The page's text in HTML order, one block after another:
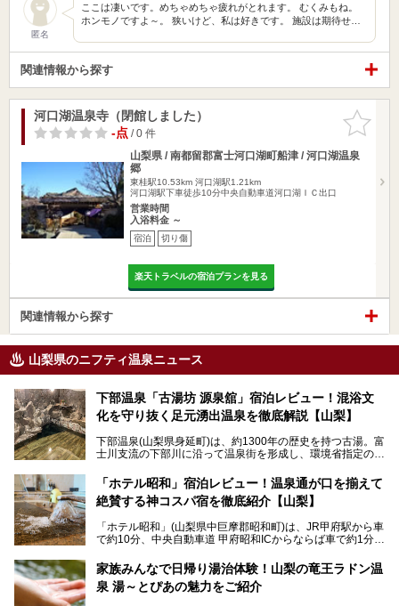
匿名
ここは凄いです。めちゃめちゃ疲れがとれます。 むくみもね。
ホンモノですよ～。 狭いけど、私は好きです。 施設は期待せ…
関連情報から探す
お気に入
りに追加
河口湖温泉寺（閉館しました）
-点/ 0 件
山梨県 / 南都留郡富士河口湖町船津 / 河口湖温泉
郷
東桂駅10.53km 河口湖駅1.21km
河口湖駅下車徒歩10分中央自動車道河口湖ＩＣ出口
営業時間
入浴料金 ～
宿泊 切り傷
楽天トラベルの宿泊プランを見る
関連情報から探す
山梨県のニフティ温泉ニュース
下部温泉「古湯坊 源泉舘」宿泊レビュー！混浴文
化を守り抜く足元湧出温泉を徹底解説【山梨】
下部温泉(山梨県身延町)は、約1300年の歴史を持つ古湯。富
士川支流の下部川に沿って温泉街を形成し、環境省指定の国
中でも「古湯坊 源泉舘」は、戦国時代に武田信玄公も療養
したと伝えられる名湯の宿。最大の特徴は、令和の現代にお
いても混浴文化が守られ、老若男女の分け隔て一切無く温泉
向にありますが、「古湯坊 源泉舘」では本来あるべき混浴
の姿が保たれている点に注目すべきでしょう。
今回は足元湧出の混浴温泉である「かくし湯大岩風呂」をは
じめ、湯治棟である「別館神泉」を中心に「古湯坊 源泉
舘」の全貌を徹底紹介します。
「ホテル昭和」宿泊レビュー！温泉通が口を揃えて
絶賛する神コスパ宿を徹底紹介【山梨】
「ホテル昭和」(山梨県中巨摩郡昭和町)は、JR甲府駅から車
で約10分、中央自動車道 甲府昭和ICからならば車で約1分の
から、一人泊でも6,000円台から宿泊可能です。
しかし、最大の魅力は“温泉そのもの”でしょう。自家源泉を
家族みんなで日帰り湯治体験！山梨の竜王ラドン温
泉 湯～とぴあの魅力をご紹介